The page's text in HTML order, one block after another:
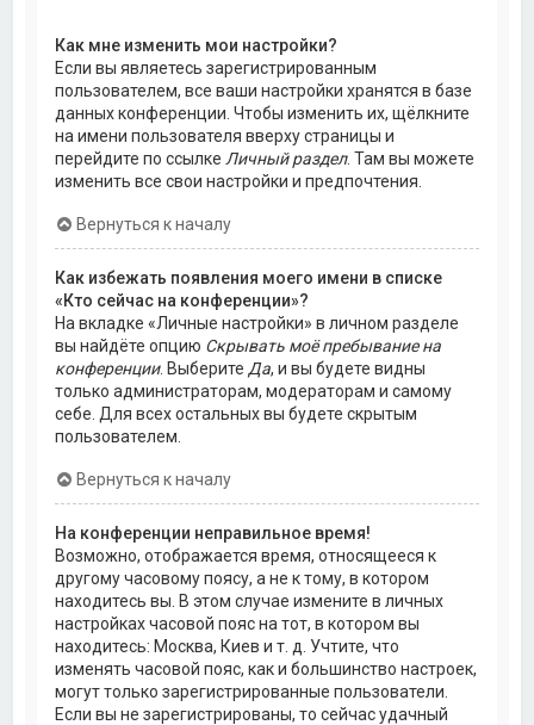
Как мне изменить мои настройки?
Если вы являетесь зарегистрированным
пользователем, все ваши настройки хранятся в базе
данных конференции. Чтобы изменить их, щёлкните
на имени пользователя вверху страницы и
перейдите по ссылке Личный раздел. Там вы можете
изменить все свои настройки и предпочтения.
Вернуться к началу
Как избежать появления моего имени в списке
«Кто сейчас на конференции»?
На вкладке «Личные настройки» в личном разделе
вы найдёте опцию Скрывать моё пребывание на
конференции. Выберите Да, и вы будете видны
только администраторам, модераторам и самому
себе. Для всех остальных вы будете скрытым
пользователем.
Вернуться к началу
На конференции неправильное время!
Возможно, отображается время, относящееся к
другому часовому поясу, а не к тому, в котором
находитесь вы. В этом случае измените в личных
настройках часовой пояс на тот, в котором вы
находитесь: Москва, Киев и т. д. Учтите, что
изменять часовой пояс, как и большинство настроек,
могут только зарегистрированные пользователи.
Если вы не зарегистрированы, то сейчас удачный